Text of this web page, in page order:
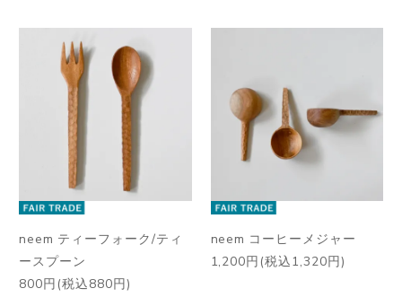
neem ティーフォーク/ティ
ースプーン
800円(税込880円)
neem コーヒーメジャー
1,200円(税込1,320円)